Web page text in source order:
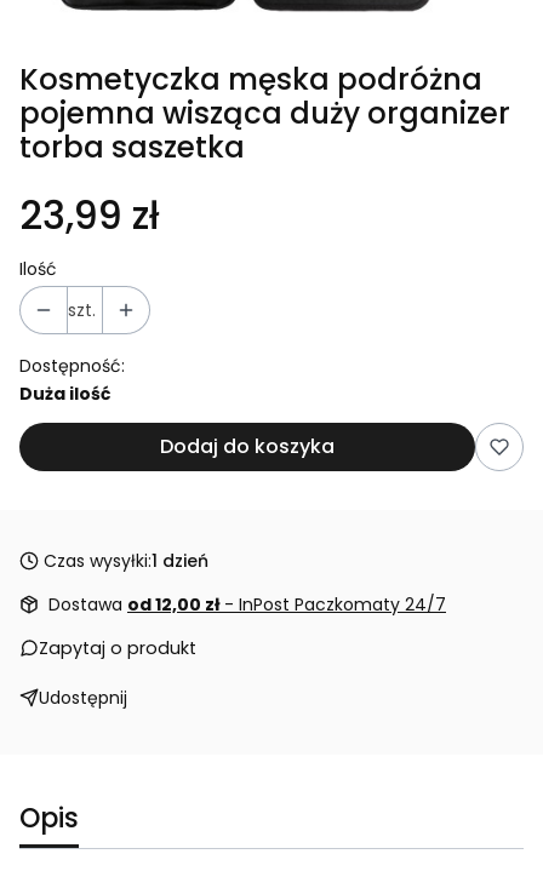
Kosmetyczka męska podróżna
pojemna wisząca duży organizer
torba saszetka
23,99 zł
Ilość
szt.
Dostępność:
Duża ilość
Dodaj do koszyka
Czas wysyłki:1 dzień
Dostawa od 12,00 zł - InPost Paczkomaty 24/7
Zapytaj o produkt
Udostępnij
Opis